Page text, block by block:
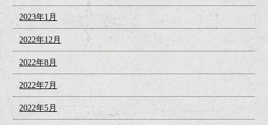
2023年1月
2022年12月
2022年8月
2022年7月
2022年5月